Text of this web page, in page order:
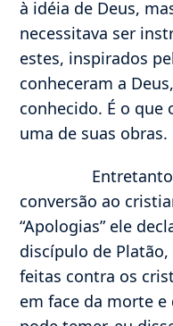
à idéia de Deus,
necessitava ser
estes, inspirados
conheceram a
conhecido. É o que
uma de suas obras.
Entretanto,
conversão ao
“Apologias” ele
discípulo de
feitas contra os
em face da morte